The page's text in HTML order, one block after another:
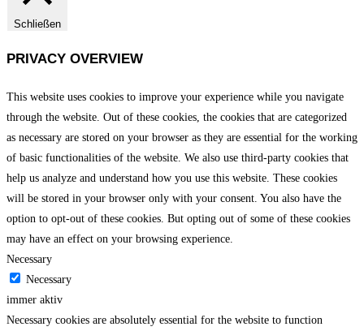
Schließen
PRIVACY OVERVIEW
This website uses cookies to improve your experience while you navigate
through the website. Out of these cookies, the cookies that are categorized
as necessary are stored on your browser as they are essential for the working
of basic functionalities of the website. We also use third-party cookies that
help us analyze and understand how you use this website. These cookies
will be stored in your browser only with your consent. You also have the
option to opt-out of these cookies. But opting out of some of these cookies
may have an effect on your browsing experience.
Necessary
Necessary
immer aktiv
Necessary cookies are absolutely essential for the website to function